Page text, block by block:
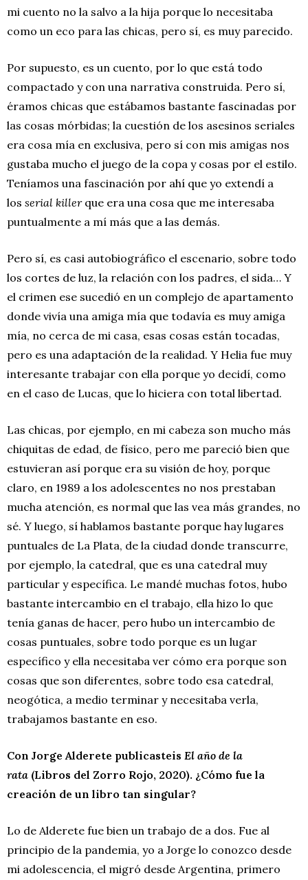
mi cuento no la salvo a la hija porque lo necesitaba
como un eco para las chicas, pero sí, es muy parecido.
Por supuesto, es un cuento, por lo que está todo
compactado y con una narrativa construida. Pero sí,
éramos chicas que estábamos bastante fascinadas por
las cosas mórbidas; la cuestión de los asesinos seriales
era cosa mía en exclusiva, pero sí con mis amigas nos
gustaba mucho el juego de la copa y cosas por el estilo.
Teníamos una fascinación por ahí que yo extendí a
los serial killerque era una cosa que me interesaba
puntualmente a mí más que a las demás.
Pero sí, es casi autobiográfico el escenario, sobre todo
los cortes de luz, la relación con los padres, el sida… Y
el crimen ese sucedió en un complejo de apartamento
donde vivía una amiga mía que todavía es muy amiga
mía, no cerca de mi casa, esas cosas están tocadas,
pero es una adaptación de la realidad. Y Helia fue muy
interesante trabajar con ella porque yo decidí, como
en el caso de Lucas, que lo hiciera con total libertad.
Las chicas, por ejemplo, en mi cabeza son mucho más
chiquitas de edad, de físico, pero me pareció bien que
estuvieran así porque era su visión de hoy, porque
claro, en 1989 a los adolescentes no nos prestaban
mucha atención, es normal que las vea más grandes, no
sé. Y luego, sí hablamos bastante porque hay lugares
puntuales de La Plata, de la ciudad donde transcurre,
por ejemplo, la catedral, que es una catedral muy
particular y específica. Le mandé muchas fotos, hubo
bastante intercambio en el trabajo, ella hizo lo que
tenía ganas de hacer, pero hubo un intercambio de
cosas puntuales, sobre todo porque es un lugar
específico y ella necesitaba ver cómo era porque son
cosas que son diferentes, sobre todo esa catedral,
neogótica, a medio terminar y necesitaba verla,
trabajamos bastante en eso.
Con Jorge Alderete publicasteis El año de la
rata (Libros del Zorro Rojo, 2020). ¿Cómo fue la
creación de un libro tan singular?
Lo de Alderete fue bien un trabajo de a dos. Fue al
principio de la pandemia, yo a Jorge lo conozco desde
mi adolescencia, el migró desde Argentina, primero